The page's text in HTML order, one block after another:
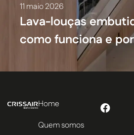
11 maio 2026
Lava-louças
como funciona e
mudou o projeto da
Home
Quem somos